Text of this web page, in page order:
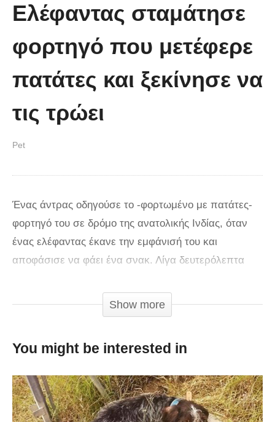
στον κόσμο!! (Video)
Ελέφαντας σταμάτησε
φορτηγό που μετέφερε
πατάτες και ξεκίνησε να
τις τρώει
Pet
Ένας άντρας οδηγούσε το -φορτωμένο με πατάτες-
φορτηγό του σε δρόμο της ανατολικής Ινδίας, όταν
ένας ελέφαντας έκανε την εμφάνισή του και
αποφάσισε να φάει ένα σνακ. Λίγα δευτερόλεπτα
φορτηγό και καταβρόχθιζε τις πατάτες. Αν και
περαστικοί προσπάθησαν να τον σταματήσουν,
τακτικές, ο ελέφαντας έμοιαζε να νοιάζεται
κόσμος.
Show more
You might be interested in